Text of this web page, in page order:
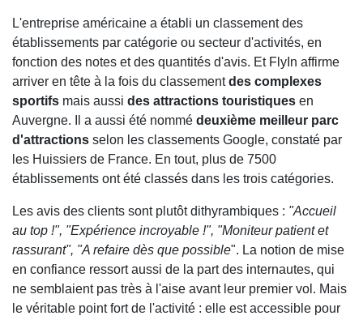
L'entreprise américaine a établi un classement des
établissements par catégorie ou secteur d'activités, en
fonction des notes et des quantités d'avis. Et FlyIn affirme
arriver en tête à la fois du classementdes complexes
sportifs mais aussi des attractions touristiques en
Auvergne. Il a aussi été nommé deuxième meilleur parc
d'attractions selon les classements Google, constaté par
les Huissiers de France. En tout, plus de 7500
établissements ont été classés dans les trois catégories.
Les avis des clients sont plutôt dithyrambiques : "Accueil
au top !", "Expérience incroyable !", "Moniteur patient et
rassurant", "A refaire dès que possible". La notion de mise
en confiance ressort aussi de la part des internautes, qui
ne semblaient pas très à l'aise avant leur premier vol. Mais
le véritable point fort de l'activité : elle est accessible pour